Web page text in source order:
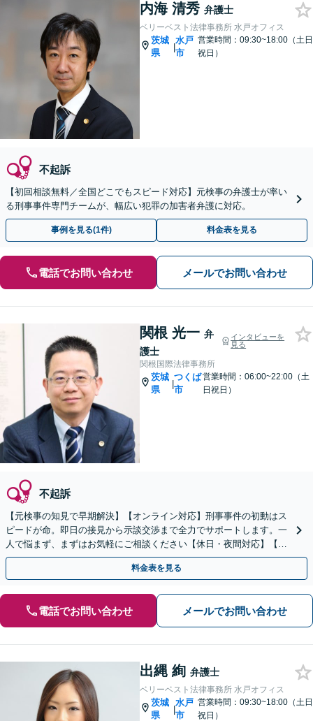
内海 清秀 弁護士
ベリーベスト法律事務所 水戸オフィス
茨城
県
|
水戸
市
営業時間：09:30~18:00（土日
祝日）
不起訴
【初回相談無料／全国どこでもスピード対応】元検事の弁護士が率い
る刑事事件専門チームが、幅広い犯罪の加害者弁護に対応。
事例を見る(1件) 料金表を見る
電話でお問い合わせ メールでお問い合わせ
関根 光一 弁
護士
インタビューを
見る
関根国際法律事務所
茨城
県
|
つくば
市
営業時間：06:00~22:00（土
日祝日）
不起訴
【元検事の知見で早期解決】【オンライン対応】刑事事件の初動はス
ピードが命。即日の接見から示談交渉まで全力でサポートします。一
人で悩まず、まずはお気軽にご相談ください【休日・夜間対応】【英
語・ベトナム語対応可】
料金表を見る
電話でお問い合わせ メールでお問い合わせ
出縄 絢 弁護士
ベリーベスト法律事務所 水戸オフィス
茨城
県
|
水戸
市
営業時間：09:30~18:00（土日
祝日）